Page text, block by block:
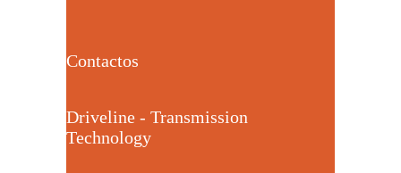
Contactos
Driveline - Transmission
Technology